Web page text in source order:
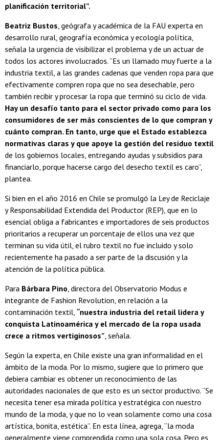
planificación territorial”.
Beatriz Bustos , geógrafa y académica de la FAU experta en
desarrollo rural, geografía económica y ecología política,
señala la urgencia de visibilizar el problema y de un actuar de
todos los actores involucrados. “Es un llamado muy fuerte a la
industria textil, a las grandes cadenas que venden ropa para que
efectivamente compren ropa que no sea desechable, pero
también recibir y procesar la ropa que terminó su ciclo de vida.
Hay un desafío tanto para el sector privado como para los
consumidores de ser más conscientes de lo que compran y
cuánto compran. En tanto, urge que el Estado establezca
normativas claras y que apoye la gestión del residuo textil
de los gobiernos locales, entregando ayudas y subsidios para
financiarlo, porque hacerse cargo del desecho textil es caro”,
plantea.
Si bien en el año 2016 en Chile se promulgó la Ley de Reciclaje
y Responsabilidad Extendida del Productor (REP), que en lo
esencial obliga a fabricantes e importadores de seis productos
prioritarios a recuperar un porcentaje de ellos una vez que
terminan su vida útil, el rubro textil no fue incluido y solo
recientemente ha pasado a ser parte de la discusión y la
atención de la política pública.
Para Bárbara Pino , directora del Observatorio Modus e
integrante de Fashion Revolution, en relación a la
contaminación textil, “nuestra industria del retail lidera y
conquista Latinoamérica y el mercado de la ropa usada
crece a ritmos vertiginosos” , señala.
Según la experta, en Chile existe una gran informalidad en el
ámbito de la moda. Por lo mismo, sugiere que lo primero que
debiera cambiar es obtener un reconocimiento de las
autoridades nacionales de que esto es un sector productivo. “Se
necesita tener esa mirada política y estratégica con nuestro
mundo de la moda, y que no lo vean solamente como una cosa
artística, bonita, estética”. En esta línea, agrega, “la moda
generalmente viene comprendida como una sola cosa. Pero es